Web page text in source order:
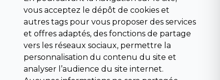
Para scolaire
Histoire
Pochoteque
Pleiade
vous acceptez le dépôt de cookies et
autres tags pour vous proposer des services
et offres adaptés, des fonctions de partage
vers les réseaux sociaux, permettre la
personnalisation du contenu du site et
analyser l’audience du site internet.